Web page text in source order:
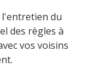
l'entretien du
des règles à
vos voisins